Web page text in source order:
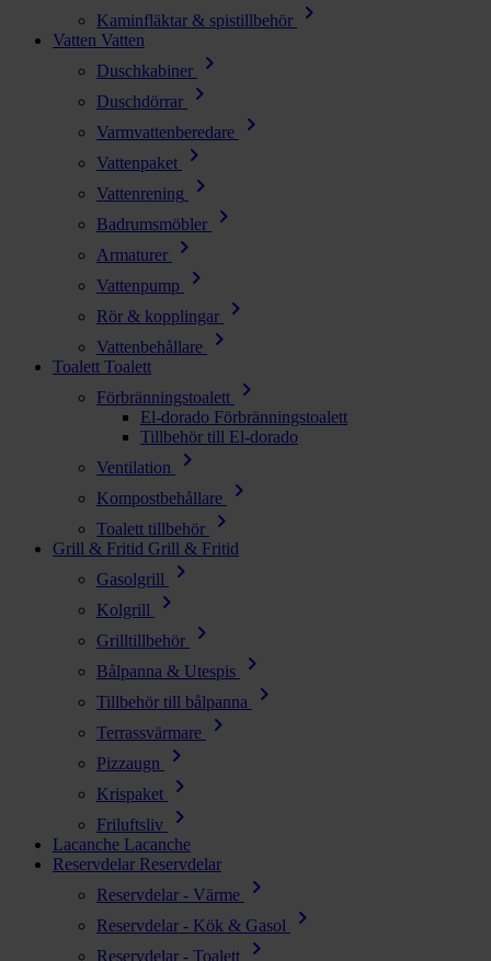
Kaminfläktar & spistillbehör chevron_right
Vatten Vatten
Duschkabiner
chevron_right
Duschdörrar chevron_right
Varmvattenberedare chevron_right
Vattenpaket chevron_right
Vattenrening chevron_right
Badrumsmöbler chevron_right
Armaturer chevron_right
Vattenpump chevron_right
Rör & kopplingar chevron_right
Vattenbehållare chevron_right
Toalett Toalett
Förbränningstoalett
chevron_right
El-dorado Förbränningstoalett
Tillbehör till El-dorado
Ventilation
chevron_right
Kompostbehållare chevron_right
Toalett tillbehör chevron_right
Grill & Fritid Grill & Fritid
Gasolgrill
chevron_right
Kolgrill chevron_right
Grilltillbehör chevron_right
Bålpanna & Utespis chevron_right
Tillbehör till bålpanna chevron_right
Terrassvärmare chevron_right
Pizzaugn chevron_right
Krispaket chevron_right
Friluftsliv chevron_right
Lacanche Lacanche
Reservdelar Reservdelar
Reservdelar - Värme
chevron_right
Reservdelar - Kök & Gasol chevron_right
Reservdelar - Toalett chevron_right